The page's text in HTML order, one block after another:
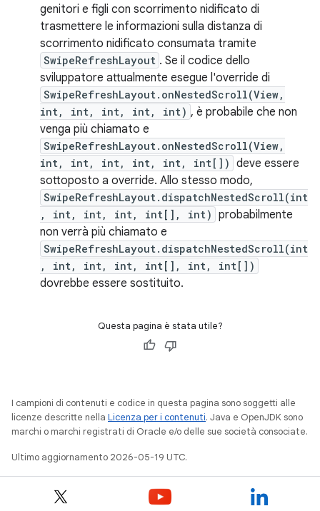
genitori e figli con scorrimento nidificato di
trasmettere le informazioni sulla distanza di
scorrimento nidificato consumata tramite
SwipeRefreshLayout . Se il codice dello
sviluppatore attualmente esegue l'override di
SwipeRefreshLayout.onNestedScroll(View,
int, int, int, int, int) , è probabile che non
venga più chiamato e
SwipeRefreshLayout.onNestedScroll(View,
int, int, int, int, int, int[]) deve essere
sottoposto a override. Allo stesso modo,
SwipeRefreshLayout.dispatchNestedScroll(int
, int, int, int, int[], int) probabilmente
non verrà più chiamato e
SwipeRefreshLayout.dispatchNestedScroll(int
, int, int, int, int[], int, int[])
dovrebbe essere sostituito.
Questa pagina è stata utile?
I campioni di contenuti e codice in questa pagina sono soggetti alle
licenze descritte nella Licenza per i contenuti. Java e OpenJDK sono
marchi o marchi registrati di Oracle e/o delle sue società consociate.
Ultimo aggiornamento 2026-05-19 UTC.